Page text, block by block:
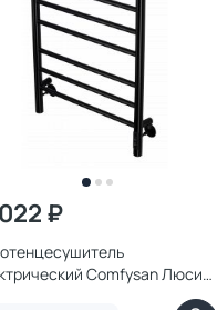
₽
Comfysan Люси